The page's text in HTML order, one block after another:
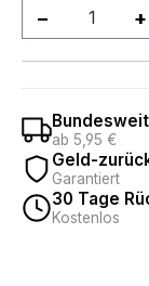
Produkt
ab 5,95 €
Geld-
Garantiert
30 Tage
Kostenlos